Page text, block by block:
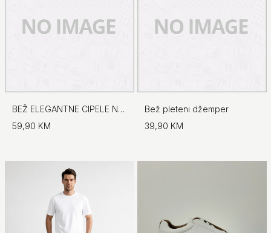
BEŽ ELEGANTNE CIPELE NA ŠPIC
59,90 KM
Bež pleteni džemper
39,90 KM